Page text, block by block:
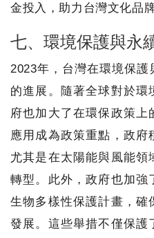
金投入，助力台灣文化品
七、環境保護與永
2023年，台灣在環境保
的進展。隨著全球對於環
府也加大了在環保政策
應用成為政策重點，政府
尤其是在太陽能與風能領
轉型。此外，政府也加強
生物多樣性保護計畫，確
發展。這些舉措不僅保護